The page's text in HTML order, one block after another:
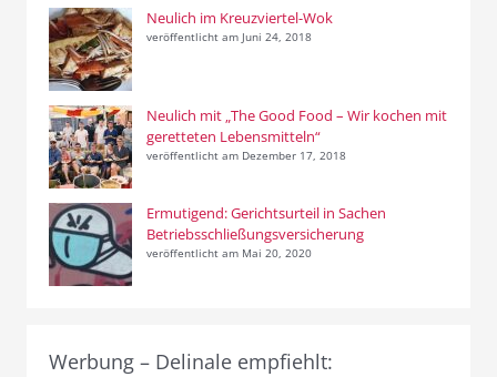
Neulich im Kreuzviertel-Wok
veröffentlicht am Juni 24, 2018
Neulich mit „The Good Food – Wir kochen mit
geretteten Lebensmitteln“
veröffentlicht am Dezember 17, 2018
Ermutigend: Gerichtsurteil in Sachen
Betriebsschließungsversicherung
veröffentlicht am Mai 20, 2020
Werbung – Delinale empfiehlt: